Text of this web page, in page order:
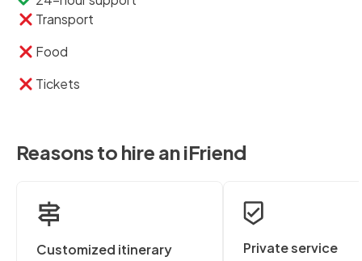
Transport
Food
Tickets
Reasons to hire an iFriend
Customized itinerary
Private service